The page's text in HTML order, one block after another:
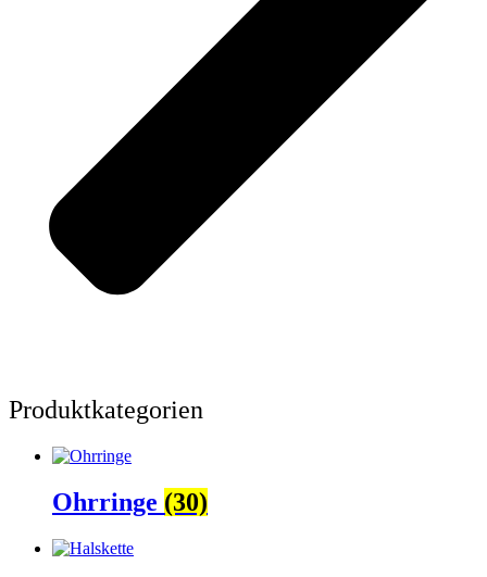
Produktkategorien
Ohrringe (30)